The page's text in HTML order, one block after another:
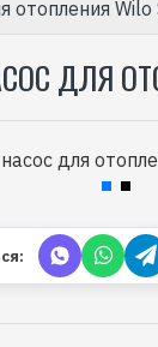
отопления
ДЛЯ